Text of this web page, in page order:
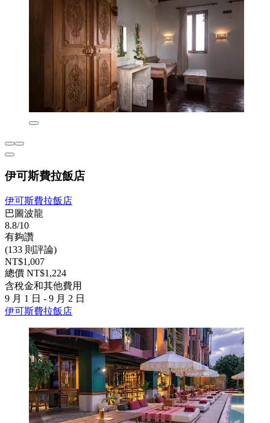
伊可斯費拉飯店
伊可斯費拉飯店
巴圖波龍
8.8/10
有夠讚
(133 則評論)
NT$1,007
總價 NT$1,224
含稅金和其他費用
9 月 1 日 - 9 月 2 日
伊可斯費拉飯店